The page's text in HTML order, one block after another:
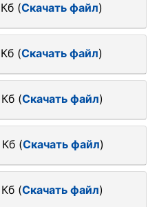
(Скачать файл)
(Скачать файл)
(Скачать файл)
(Скачать файл)
(Скачать файл)